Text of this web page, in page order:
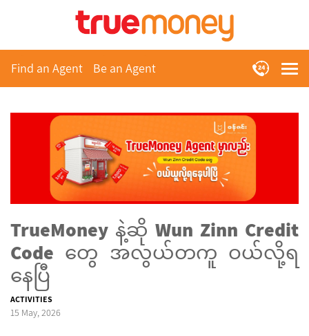
Find an Agent Be an Agent
TrueMoney နဲ့ဆို Wun Zinn Credit
Code တွေ အလွယ်တကူ ဝယ်လို့ရ
နေပြီ
ACTIVITIES
15 May, 2026